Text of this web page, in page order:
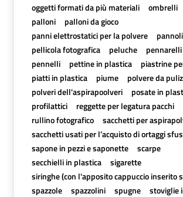
oggetti formati da più materiali
ombrelli
palloni
palloni da gioco
panni elettrostatici per la polvere
pellicola fotografica
peluche pennarelli
pennelli
pettine in plastica
piastrine
piatti in plastica
piume
polvere da
polveri dell'aspirapoolveri
posate in
profilattici
reggette per legatura pacchi
rullino fotografico
sacchetti per
sacchetti usati per l’acquisto di ortaggi
sapone in pezzi e saponette
scarpe
secchielli in plastica
sigarette
siringhe (con l'apposito cappuccio inserito
spazzole
spazzolini spugne
stoviglie